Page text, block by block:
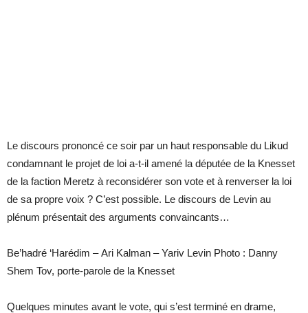
Le discours prononcé ce soir par un haut responsable du Likud
condamnant le projet de loi a-t-il amené la députée de la Knesset
de la faction Meretz à reconsidérer son vote et à renverser la loi
de sa propre voix ? C’est possible. Le discours de Levin au
plénum présentait des arguments convaincants…
Be’hadré ‘Harédim – Ari Kalman – Yariv Levin Photo : Danny
Shem Tov, porte-parole de la Knesset
Quelques minutes avant le vote, qui s’est terminé en drame,